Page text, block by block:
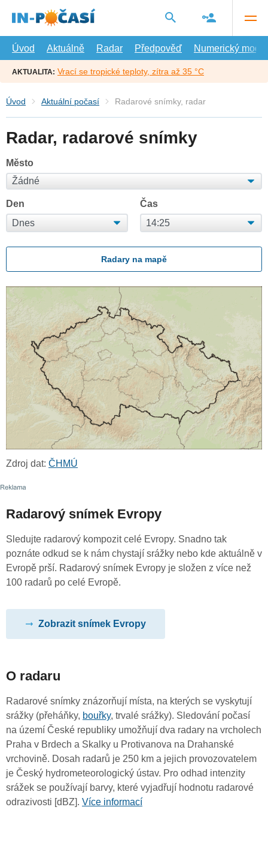
hlavní
Úvod
Aktuálně Radar Předpověď Numerický model
AKTUALITA: Vrací se tropické teploty, zítra až 35 °C
Úvod Aktuální počasí Radarové snímky, radar
Radar, radarové snímky
Město
Den Čas
Radary na mapě
Zdroj dat: ČHMÚ
Radarový snímek Evropy
Sledujte radarový kompozit celé Evropy. Snadno tak
poznáte odkud se k nám chystají srážky nebo kde aktuálně v
Evropě prší. Radarový snímek Evropy je složen z více než
100 radarů po celé Evropě.
Zobrazit snímek Evropy
O radaru
Radarové snímky znázorňují místa, na kterých se vyskytují
srážky (přeháňky, bouřky, trvalé srážky). Sledování počasí
na území České republiky umožňují dva radary na vrcholech
Praha v Brdech a Skalky u Protivanova na Drahanské
vrchovině. Dosah radarů je 250 km a jejich provozovatelem
je Český hydrometeorologický ústav. Pro odhad intenzity
srážek se používají barvy, které vyjadřují hodnotu radarové
odrazivosti [dBZ]. Více informací